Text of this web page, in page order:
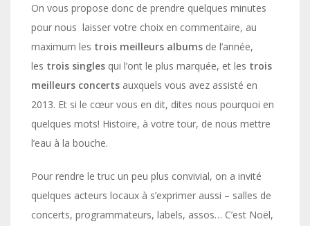
On vous propose donc de prendre quelques minutes
pour nous laisser votre choix en commentaire, au
maximum les trois meilleurs albums de l’année,
les trois singles qui l’ont le plus marquée, et les trois
meilleurs concerts auxquels vous avez assisté en
2013. Et si le cœur vous en dit, dites nous pourquoi en
quelques mots! Histoire, à votre tour, de nous mettre
l’eau à la bouche.
Pour rendre le truc un peu plus convivial, on a invité
quelques acteurs locaux à s’exprimer aussi – salles de
concerts, programmateurs, labels, assos… C’est Noël,